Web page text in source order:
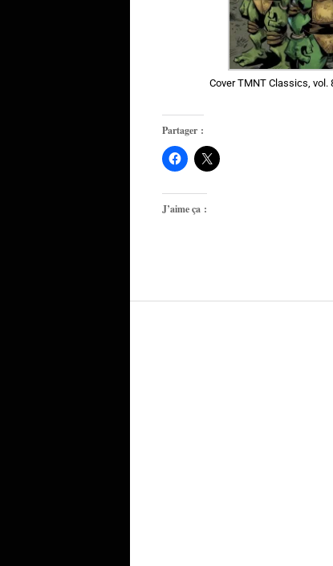
Cover TMNT Classics,
Partager :
J’aime ça :